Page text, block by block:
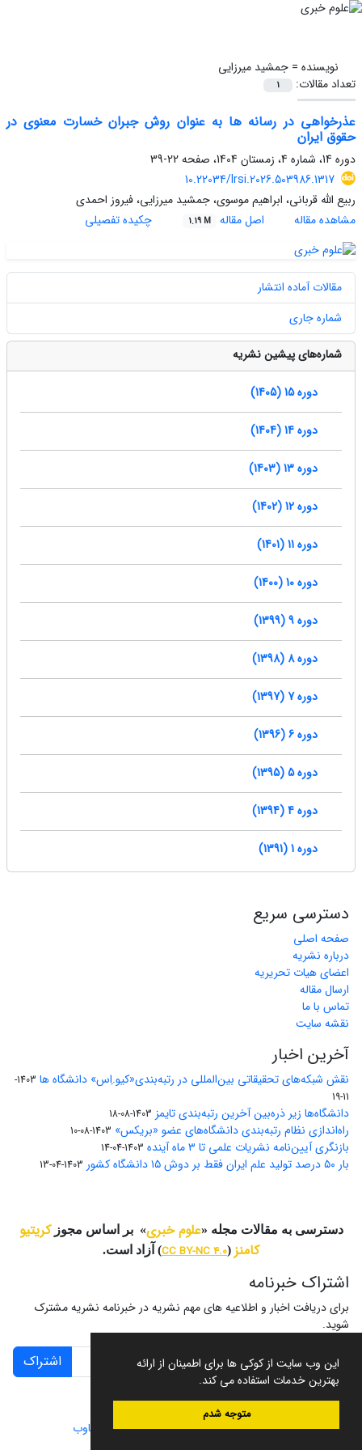
این وب سایت از کوکی ها برای اطمینان از ارائه
بهترین خدمات استفاده می کند.
متوجه شدم
نویسنده =جمشید میرزایی
تعداد مقالات:
1
عذرخواهی در رسانه ها به عنوان روش جبران خسارت معنوی در
حقوق ایران
دوره 14، شماره 4، زمستان 1404، صفحه
22-39
10.22034/lrsi.2026.503986.1317
ربیع الله قربانی، ابراهیم موسوی، جمشید میرزایی، فیروز احمدی
مشاهده مقاله
اصل مقاله 1.19 M چکیده تفصیلی
مقالات آماده انتشار
شماره جاری
شماره‌های پیشین نشریه
دوره 15 (1405)
دوره 14 (1404)
دوره 13 (1403)
دوره 12 (1402)
دوره 11 (1401)
دوره 10 (1400)
دوره 9 (1399)
دوره 8 (1398)
دوره 7 (1397)
دوره 6 (1396)
دوره 5 (1395)
دوره 4 (1394)
دوره 1 (1391)
دسترسی سریع
صفحه اصلی
درباره نشریه
اعضای هیات تحریریه
ارسال مقاله
تماس با ما
نقشه سایت
آخرین اخبار
نقش شبکه‌های تحقیقاتی بین‌المللی در رتبه‌بندی«کیو.اِس» دانشگاه ها
1403-
11-19
دانشگاه‌ها زیر ذره‌بین آخرین رتبه‌بندی تایمز 1403-08-18
راه‌اندازی نظام رتبه‌بندی دانشگاه‌‌های عضو «بریکس» 1403-08-10
بازنگری آیین‌نامه نشریات علمی تا ۳ ماه آینده 1403-04-14
بار ۵۰ درصد تولید علم ایران فقط بر دوش ۱۵ دانشگاه کشور 1403-04-13
دسترسی به مقالات مجله «علوم خبری» بر اساس مجوزکریتیو
کامنز (
CC BY-NC 4.0) آزاد است.
اشتراک خبرنامه
برای دریافت اخبار و اطلاعیه های مهم نشریه در خبرنامه نشریه مشترک
شوید.
اشتراک
سامانه مدیریت نشریات علمی.طراحی و پیاده سازی از سیناوب